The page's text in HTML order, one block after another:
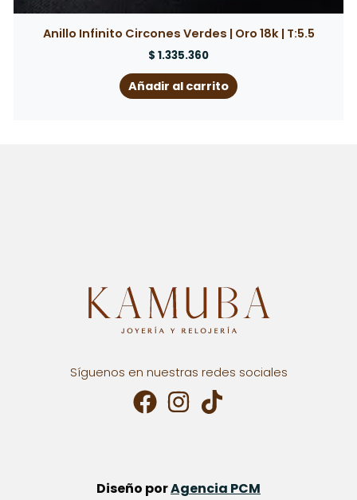
Anillo Infinito Circones Verdes | Oro 18k | T:5.5
$ 1.335.360
Añadir al carrito
Síguenos en nuestras redes sociales
Diseño porAgencia PCM